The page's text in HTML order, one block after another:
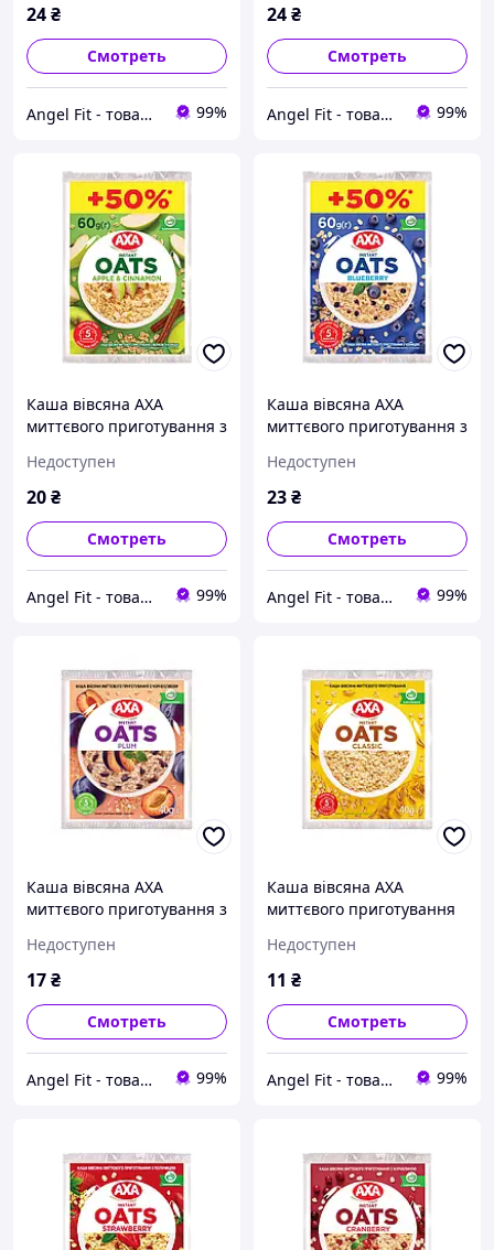
24₴
Смотреть
Angel Fit - товари для здоров'я, спорту та активного життя 99%
24₴
Смотреть
Angel Fit - товари для здоров'я, спорту та активного життя 99%
Каша вівсяна АХА
миттєвого приготування з
Недоступен
20₴
Смотреть
Angel Fit - товари для здоров'я, спорту та активного життя 99%
Каша вівсяна АХА
миттєвого приготування з
Недоступен
23₴
Смотреть
Angel Fit - товари для здоров'я, спорту та активного життя 99%
Каша вівсяна АХА
миттєвого приготування з
Недоступен
17₴
Смотреть
Angel Fit - товари для здоров'я, спорту та активного життя 99%
Каша вівсяна АХА
миттєвого приготування
Недоступен
11 ₴
Смотреть
Angel Fit - товари для здоров'я, спорту та активного життя 99%